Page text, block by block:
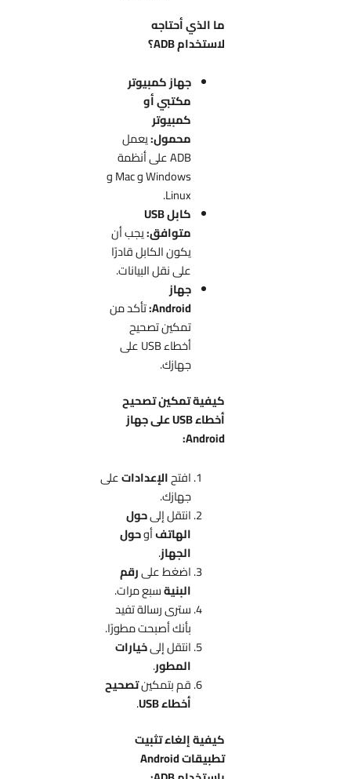
ما الذي أحتاجه
لاستخدام ADB؟
جهاز كمبيوتر
مكتبي أو
كمبيوتر
محمول:يعمل
ADB على أنظمة
Windows و Mac و
كابل USB
متوافق:يجب أن
يكون الكابل قادرًا
على نقل البيانات.
جهاز
Android:تأكد من
تمكين تصحيح
أخطاء USB على
كيفية تمكين تصحيح
أخطاء USB على جهاز
Android:
الإعداداتعلى
انتقل إلىحول
الهاتفأوحول
اضغط علىرقم
سبع مرات.
سترى رسالة تفيد
بأنك أصبحت مطورًا.
انتقل إلىخيارات
المطور.
قم بتمكينتصحيح
.
كيفية إلغاء تثبيت
تطبيقات Android